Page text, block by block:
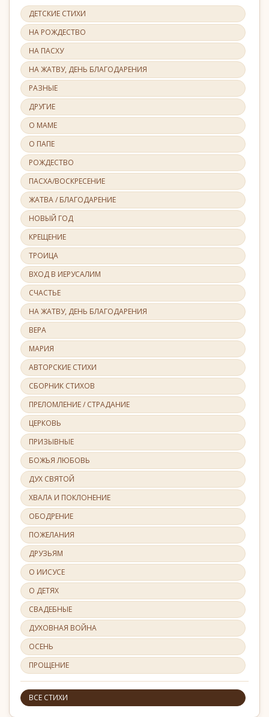
ДЕТСКИЕ СТИХИ
НА РОЖДЕСТВО
НА ПАСХУ
НА ЖАТВУ, ДЕНЬ БЛАГОДАРЕНИЯ
РАЗНЫЕ
ДРУГИЕ
О МАМЕ
О ПАПЕ
РОЖДЕСТВО
ПАСХА/ВОСКРЕСЕНИЕ
ЖАТВА / БЛАГОДАРЕНИЕ
НОВЫЙ ГОД
КРЕЩЕНИЕ
ТРОИЦА
ВХОД В ИЕРУСАЛИМ
СЧАСТЬЕ
НА ЖАТВУ, ДЕНЬ БЛАГОДАРЕНИЯ
ВЕРА
МАРИЯ
АВТОРСКИЕ СТИХИ
СБОРНИК СТИХОВ
ПРЕЛОМЛЕНИЕ / СТРАДАНИЕ
ЦЕРКОВЬ
ПРИЗЫВНЫЕ
БОЖЬЯ ЛЮБОВЬ
ДУХ СВЯТОЙ
ХВАЛА И ПОКЛОНЕНИЕ
ОБОДРЕНИЕ
ПОЖЕЛАНИЯ
ДРУЗЬЯМ
О ИИСУСЕ
О ДЕТЯХ
СВАДЕБНЫЕ
ДУХОВНАЯ ВОЙНА
ОСЕНЬ
ПРОЩЕНИЕ
ВСЕ СТИХИ